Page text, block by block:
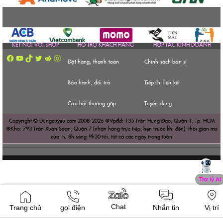
KẾT NỐI VỚI SHOP
Facebook
YouTube
TikTokTwitterRedditInstagram
HỔ TRỢ KHÁCH HÀNG
Đặt hàng, thanh toán
Bảo hành, đổi trả
Câu hỏi thường gặp
HỢP TÁC KINH DOANH
Chính sách bán sỉ
Tiếp thị liên kết
Tuyển dụng
Copyright © Dungcuyeu.com 2008-2026 ❆Vpđd: 135 Trần Hưng Đạo, Quận 1, Tp. HCM
❆Kho: 793 Trần Xuân Soạn, Quận 7 (nhận hàng trực tiếp, hẹn trước khi đến); thời gian mở
cửa: từ 8h sáng-9h30 tối, tất cả các ngày trong tuần
Trang chủ gọi điện Chat Nhắn tin Vị trí